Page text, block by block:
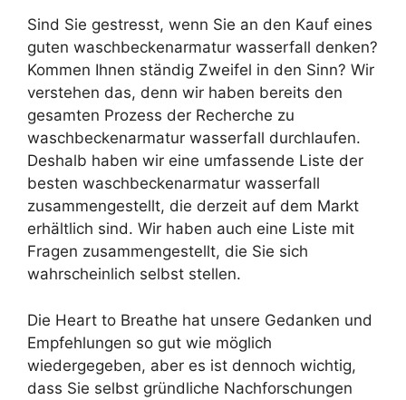
Sind Sie gestresst, wenn Sie an den Kauf eines
guten waschbeckenarmatur wasserfall denken?
Kommen Ihnen ständig Zweifel in den Sinn? Wir
verstehen das, denn wir haben bereits den
gesamten Prozess der Recherche zu
waschbeckenarmatur wasserfall durchlaufen.
Deshalb haben wir eine umfassende Liste der
besten waschbeckenarmatur wasserfall
zusammengestellt, die derzeit auf dem Markt
erhältlich sind. Wir haben auch eine Liste mit
Fragen zusammengestellt, die Sie sich
wahrscheinlich selbst stellen.
Die Heart to Breathe hat unsere Gedanken und
Empfehlungen so gut wie möglich
wiedergegeben, aber es ist dennoch wichtig,
dass Sie selbst gründliche Nachforschungen